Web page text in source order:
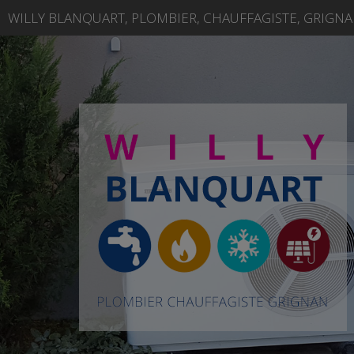
WILLY BLANQUART, PLOMBIER, CHAUFFAGISTE,